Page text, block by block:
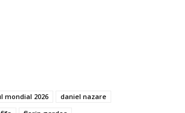
mondial 2026
daniel nazare